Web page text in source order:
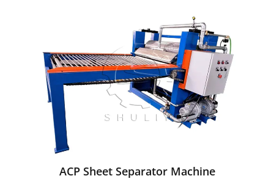
ACP Sheet Separator Machine